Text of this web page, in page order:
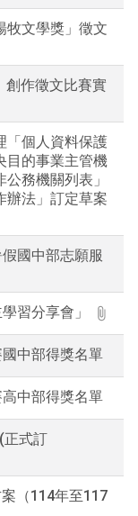
牧文學獎」徵文
創作徵文比賽實
「個人資料保護
目的事業主管機
務機關列表」
辦法」訂定草案
國中部志願服
習分享會」
中部得獎名單
中部得獎名單
正式訂
（114年至117